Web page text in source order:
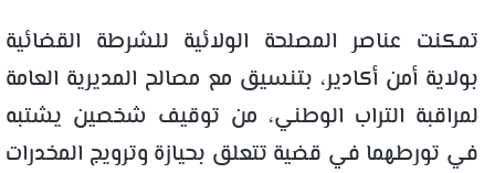
تمكنت عناصر المصلحة الولائية للشرطة القضائية
بولاية أمن أكادير، بتنسيق مع مصالح المديرية العامة
لمراقبة التراب الوطني، من توقيف شخصين يشتبه
في تورطهما في قضية تتعلق بحيازة وترويج المخدرات